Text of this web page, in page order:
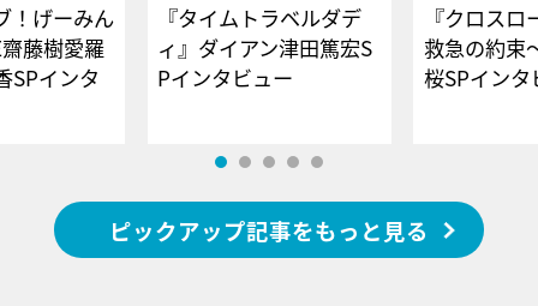
！げーみん
藤樹愛羅
SPインタ
『タイムトラベルダデ
ィ』ダイアン津田篤宏S
Pインタビュー
『クロス
救急の約束
桜SPイ
ピックアップ記事をもっと見る